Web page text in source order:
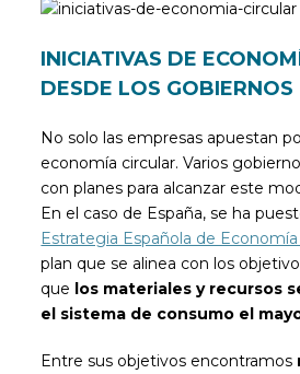
INICIATIVAS DE
DESDE LOS GOBIERNOS
No solo las empresas apuestan
economía circular. Varios
con planes para alcanzar este
En el caso de España, se ha
Estrategia Española de Economía
plan que se alinea con los
que los materiales y recursos
el sistema de consumo el
Entre sus objetivos encontramos